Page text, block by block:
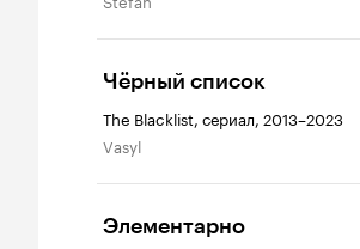
Чёрный список
The Blacklist, сериал, 2013–2023
Vasyl
Элементарно